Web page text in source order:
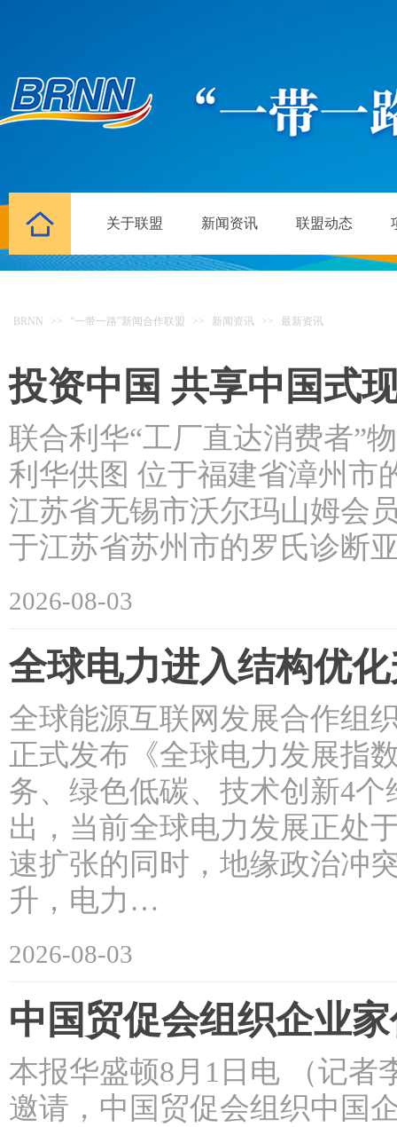
关于联盟 新闻资讯 联盟动态
BRNN >> “一带一路”新闻合作联盟 >> 新闻资讯 >> 最新资讯
投资中国 共享中国式
联合利华“工厂直达消费者”
利华供图 位于福建省漳州市
江苏省无锡市沃尔玛山姆会
于江苏省苏州市的罗氏诊断
2026-08-03
全球电力进入结构优
全球能源互联网发展合作组
正式发布《全球电力发展指
务、绿色低碳、技术创新4
出，当前全球电力发展正处
速扩张的同时，地缘政治冲
升，电力…
2026-08-03
中国贸促会组织企业
本报华盛顿8月1日电 （记者
邀请，中国贸促会组织中国